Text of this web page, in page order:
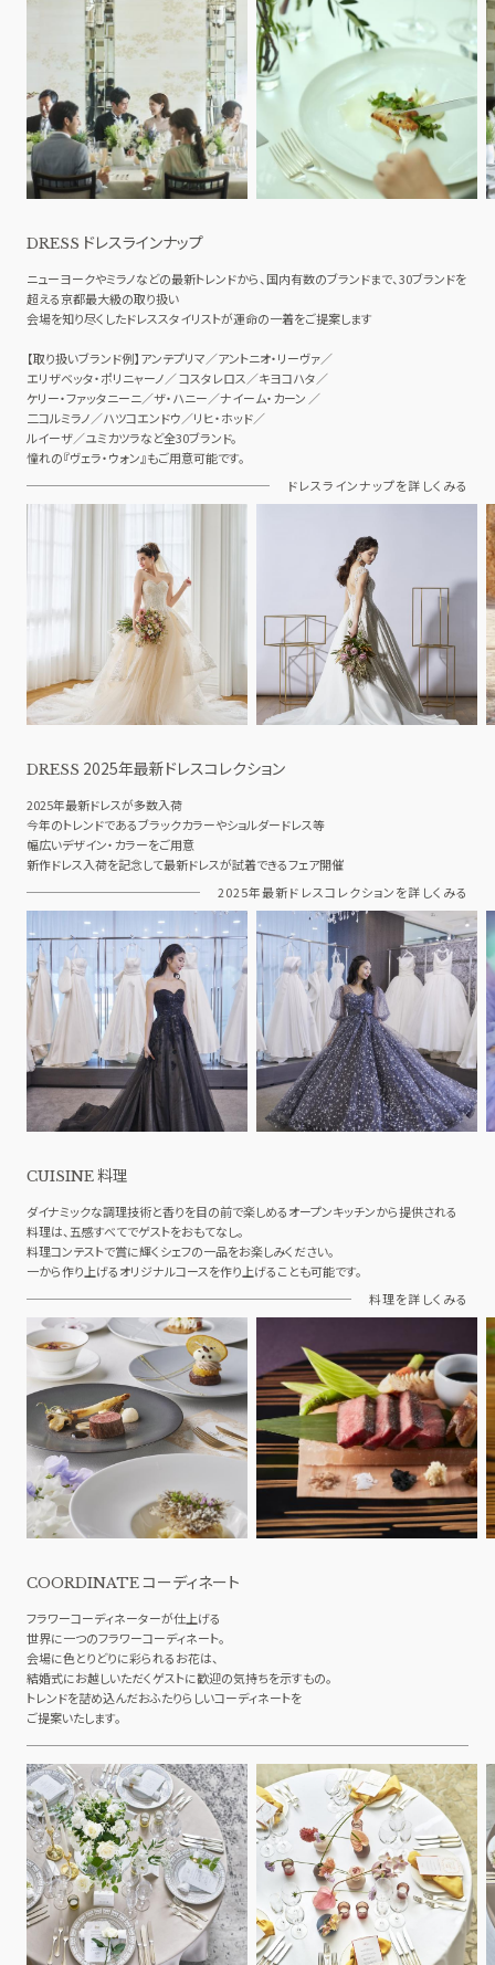
DRESS ドレスラインナップ
ニューヨークやミラノなどの最新トレンドから、国内有数のブランドまで、30ブランドを
超える京都最大級の取り扱い
会場を知り尽くしたドレススタイリストが運命の一着をご提案します
【取り扱いブランド例】アンテプリマ／アントニオ・リーヴァ／
エリザベッタ・ポリニャーノ／ コスタレロス／キヨコハタ／
ケリー・ファッタニーニ／ザ・ハニー／ナイーム・カーン ／
二コルミラノ／ハツコエンドウ／リヒ・ホッド／
ルイーザ／ユミカツラなど全30ブランド。
憧れの『ヴェラ・ウォン』もご用意可能です。
ドレスラインナップを詳しくみる
DRESS 2025年最新ドレスコレクション
2025年最新ドレスが多数入荷
今年のトレンドであるブラックカラーやショルダードレス等
幅広いデザイン・カラーをご用意
新作ドレス入荷を記念して最新ドレスが試着できるフェア開催
2025年最新ドレスコレクションを詳しくみる
CUISINE料理
ダイナミックな調理技術と香りを目の前で楽しめるオープンキッチンから提供される
料理は、五感すべてでゲストをおもてなし。
料理コンテストで賞に輝くシェフの一品をお楽しみください。
一から作り上げるオリジナルコースを作り上げることも可能です。
料理を詳しくみる
COORDINATEコーディネート
フラワーコーディネーターが仕上げる
世界に一つのフラワーコーディネート。
会場に色とりどりに彩られるお花は、
結婚式にお越しいただくゲストに歓迎の気持ちを示すもの。
トレンドを詰め込んだおふたりらしいコーディネートを
ご提案いたします。